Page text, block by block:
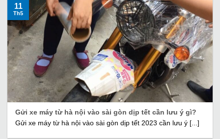
Gửi xe máy từ hà nội vào sài gòn dịp tết cần lưu ý gì?
Gửi xe máy từ hà nội vào sài gòn dịp tết 2023 cần lưu ý [...]
11
Th5